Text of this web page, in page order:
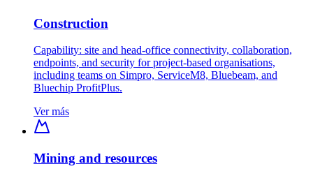
Construction
Capability: site and head-office connectivity, collaboration,
endpoints, and security for project-based organisations,
including teams on Simpro, ServiceM8, Bluebeam, and
Bluechip ProfitPlus.
Ver más
Mining and resources